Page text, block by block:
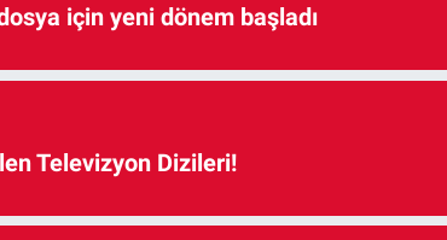
için yeni dönem başladı
Televizyon Dizileri!